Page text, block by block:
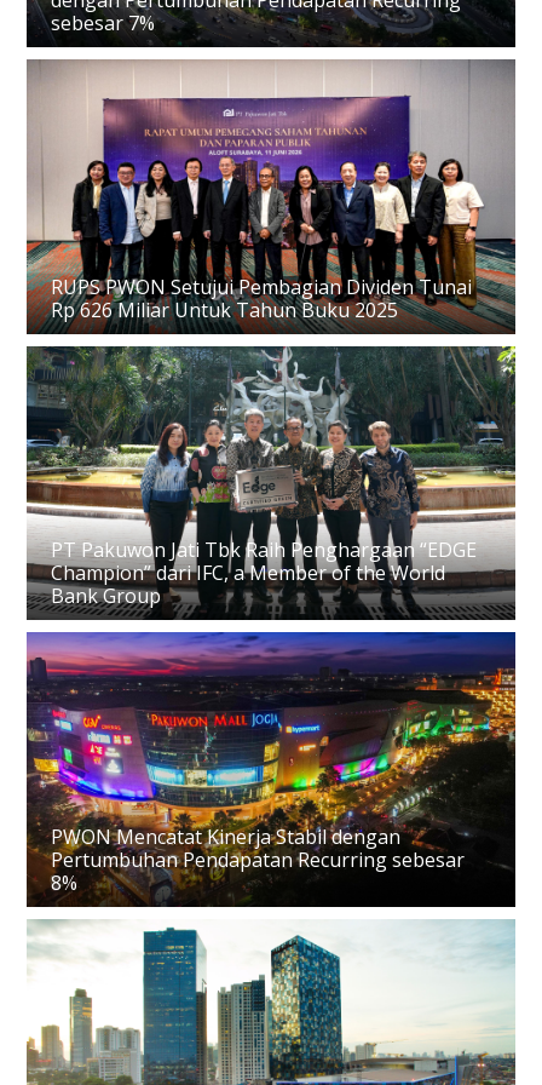
sebesar 7%
RUPS PWON Setujui Pembagian Dividen Tunai
Rp 626 Miliar Untuk Tahun Buku 2025
PT Pakuwon Jati Tbk Raih Penghargaan “EDGE
Champion” dari IFC, a Member of the World
Bank Group
PWON Mencatat Kinerja Stabil dengan
Pertumbuhan Pendapatan Recurring sebesar
8%